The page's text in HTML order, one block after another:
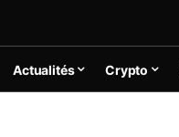
Actualités Crypto